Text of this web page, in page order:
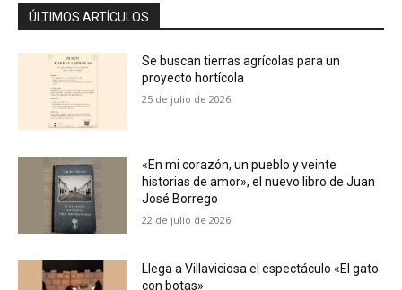
ÚLTIMOS ARTÍCULOS
Se buscan tierras agrícolas para un
proyecto hortícola
25 de julio de 2026
«En mi corazón, un pueblo y veinte
historias de amor», el nuevo libro de Juan
José Borrego
22 de julio de 2026
Llega a Villaviciosa el espectáculo «El gato
con botas»